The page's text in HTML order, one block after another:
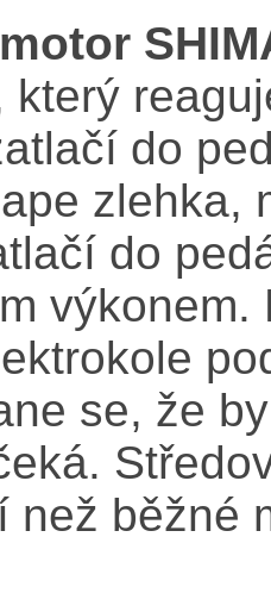
který
do
zlehka,
do
se, že
než běžné